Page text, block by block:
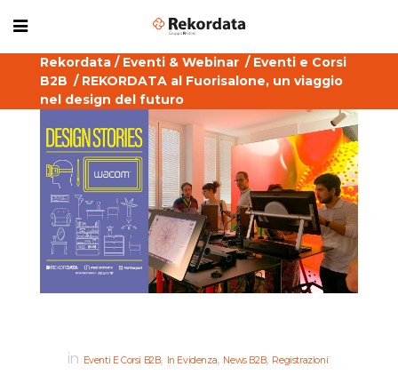
Rekordata / Eventi & Webinar / Eventi e Corsi
B2B / REKORDATA al Fuorisalone, un viaggio
nel design del futuro
in Eventi E Corsi B2B, In Evidenza, News B2B, Registrazioni